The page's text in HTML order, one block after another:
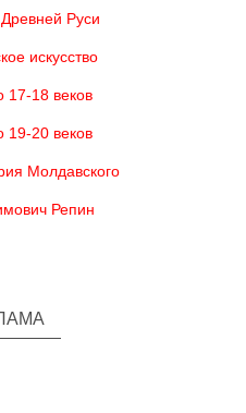
Древней Руси
искусство
17-18 веков
19-20 веков
Молдавского
Репин